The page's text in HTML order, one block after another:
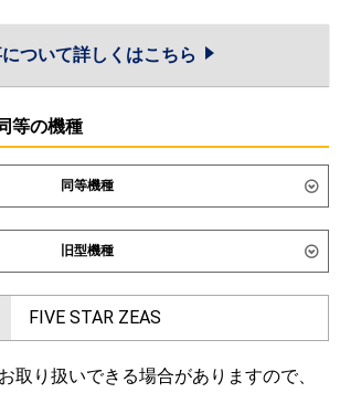
ついて詳しくはこちら
等の機種
同等機種
SSRC63DT SSRC63DNT
SSRUC63DT
GUXA063131XU GUXA063131MUB
GUXA06313P1XU
旧型機種
SSRC63CT SSRC63CNT
SSRUC63CT SSRC63BYT
SSRC63BYNT SSRUC63BYT
SSRC63BJT SSRC63BJNT
FIVE STAR ZEAS
取り扱いできる場合がありますので、